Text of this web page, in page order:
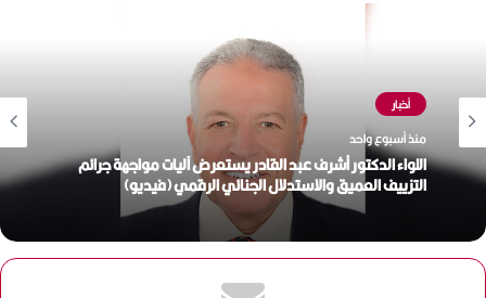
أخبار
منذ أسبوع واحد
اللواء الدكتور أشرف عبد القادر يستعرض آليات مواجهة جرائم
التزييف العميق والاستدلال الجنائي الرقمي (فيديو)